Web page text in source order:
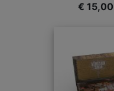
€ 15,00